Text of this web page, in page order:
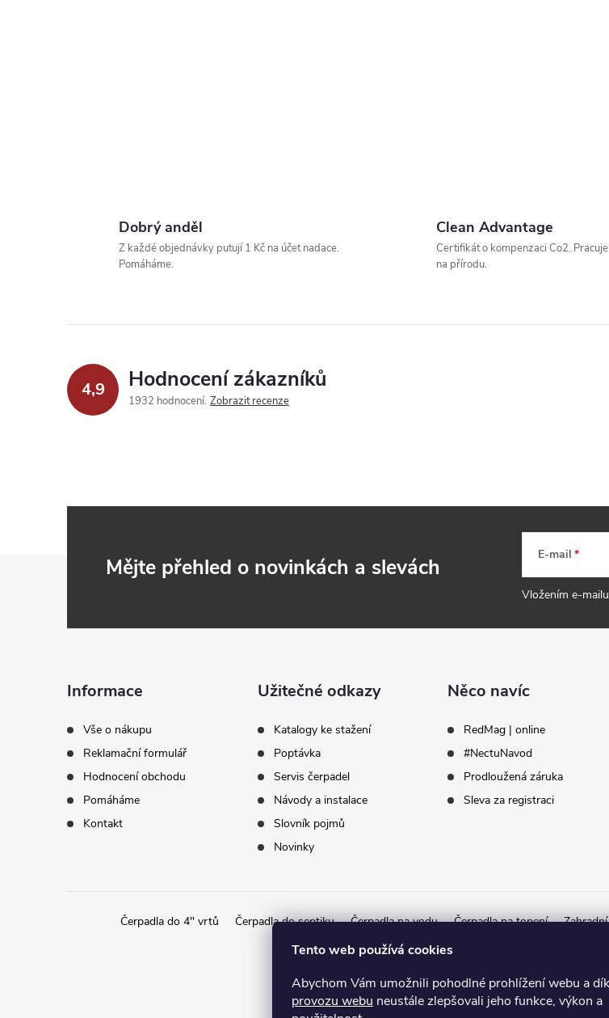
Tento web používá cookies
Abychom Vám umožnili pohodlné prohlížení webu a
provozu webu neustále zlepšovali jeho funkce, výkon a
Dobrý anděl
Z každé objednávky putují 1 Kč na účet nadace.
Pomáháme.
Clean Advantage
Certifikát o kompenzaci Co2.
na přírodu.
4,9 Hodnocení zákazníků
1932 hodnocení Zobrazit recenze
Mějte přehled o novinkách a slevách E-mail
Vložením e-
Informace
Vše o nákupu
Reklamační formulář
Hodnocení obchodu
Pomáháme
Kontakt
Užitečné odkazy
Katalogy ke stažení
Poptávka
Servis čerpadel
Návody a instalace
Slovník pojmů
Novinky
Něco navíc
RedMag | online
#NectuNavod
Prodloužená záruka
Sleva za registraci
Čerpadla do 4" vrtů Čerpadla do septiku Čerpadla na vodu Čerpadla na topení